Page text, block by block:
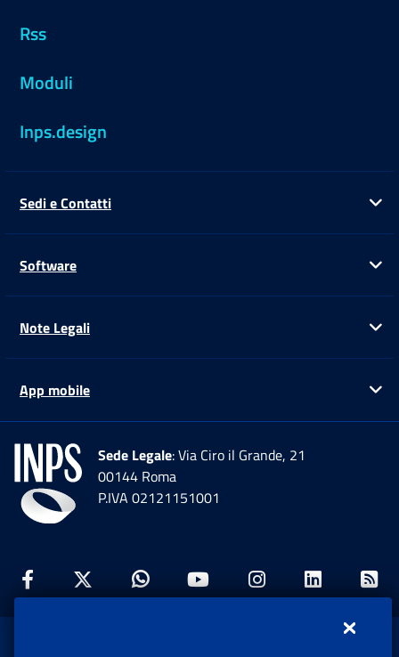
Rss
Moduli
Inps.design
Sedi e Contatti
Software
Note Legali
App mobile
Sede Legale: Via Ciro il Grande, 21
00144 Roma
P.IVA 02121151001
Facebook: Apre una nuova finestra
Twitter: Apre una nuova finestra
Whatsapp: Apre una nuova
Youtube: Apre una
Instagram: